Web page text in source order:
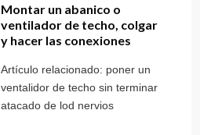
Montar un abanico o
ventilador de techo, colgar
y hacer las conexiones
Artículo relacionado: poner un
ventalidor de techo sin terminar
atacado de lod nervios